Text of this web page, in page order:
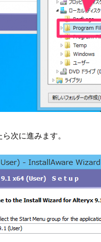
次に進みます。